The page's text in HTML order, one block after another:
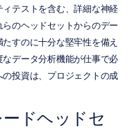
テストを含む、詳細な神経
のヘッドセットからのデー
すのに十分な堅牢性を備え
データ分析機能が仕事で必
投資は、プロジェクトの成
ドヘッドセ